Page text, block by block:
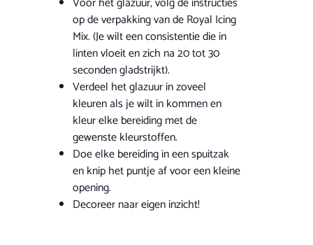
op de verpakking van de Royal Icing
Mix. (Je wilt een consistentie die in
linten vloeit en zich na 20 tot 30
seconden gladstrijkt).
Verdeel het glazuur in zoveel
kleuren als je wilt in kommen en
kleur elke bereiding met de
gewenste kleurstoffen.
Doe elke bereiding in een spuitzak
en knip het puntje af voor een kleine
opening.
Decoreer naar eigen inzicht!